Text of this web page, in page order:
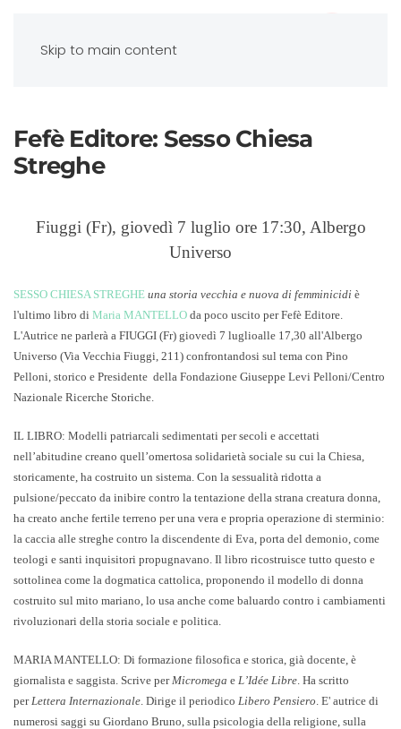
Skip to main content
Fefè Editore: Sesso Chiesa
Streghe
Fiuggi (Fr), giovedì 7 luglio ore 17:30, Albergo
Universo
SESSO CHIESA STREGHE una storia vecchia e nuova di femminicidi è
l'ultimo libro di Maria MANTELLO da poco uscito per Fefè Editore.
L'Autrice ne parlerà a FIUGGI (Fr) giovedì 7 luglioalle 17,30 all'Albergo
Universo (Via Vecchia Fiuggi, 211) confrontandosi sul tema con Pino
Pelloni, storico e Presidente della Fondazione Giuseppe Levi Pelloni/Centro
Nazionale Ricerche Storiche.
IL LIBRO: Modelli patriarcali sedimentati per secoli e accettati
nell’abitudine creano quell’omertosa solidarietà sociale su cui la Chiesa,
storicamente, ha costruito un sistema. Con la sessualità ridotta a
pulsione/peccato da inibire contro la tentazione della strana creatura donna,
ha creato anche fertile terreno per una vera e propria operazione di sterminio:
la caccia alle streghe contro la discendente di Eva, porta del demonio, come
teologi e santi inquisitori propugnavano. Il libro ricostruisce tutto questo e
sottolinea come la dogmatica cattolica, proponendo il modello di donna
costruito sul mito mariano, lo usa anche come baluardo contro i cambiamenti
rivoluzionari della storia sociale e politica.
MARIA MANTELLO: Di formazione filosofica e storica, già docente, è
giornalista e saggista. Scrive perMicromega e L’Idée Libre. Ha scritto
perLettera Internazionale. Dirige il periodico Libero Pensiero. E' autrice di
numerosi saggi su Giordano Bruno, sulla psicologia della religione, sulla